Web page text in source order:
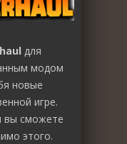
для
модом
новые
игре.
вы сможете
этого.